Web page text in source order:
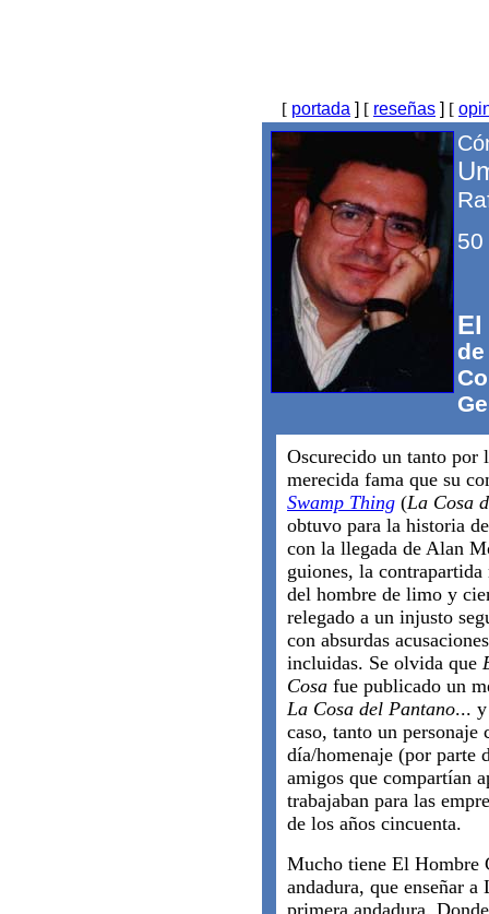
[ portada ] [ reseñas ] [
El
Oscurecido un tanto por
merecida fama que su
Swamp Thing (La Cosa
obtuvo para la historia
con la llegada de Alan
guiones, la contrapartida
del hombre de limo y
relegado a un injusto
con absurdas
incluidas. Se olvida que
Cosa fue publicado un
La Cosa del Pantano...
caso, tanto un personaje
día/homenaje (por parte
amigos que compartían
trabajaban para las
de los años cincuenta.
Mucho tiene El Hombre
andadura, que enseñar
primera andadura.